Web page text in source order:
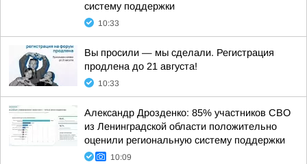
систему поддержки
10:33
Вы просили — мы сделали. Регистрация
продлена до 21 августа!
10:33
Александр Дрозденко: 85% участников СВО
из Ленинградской области положительно
оценили региональную систему поддержки
10:09